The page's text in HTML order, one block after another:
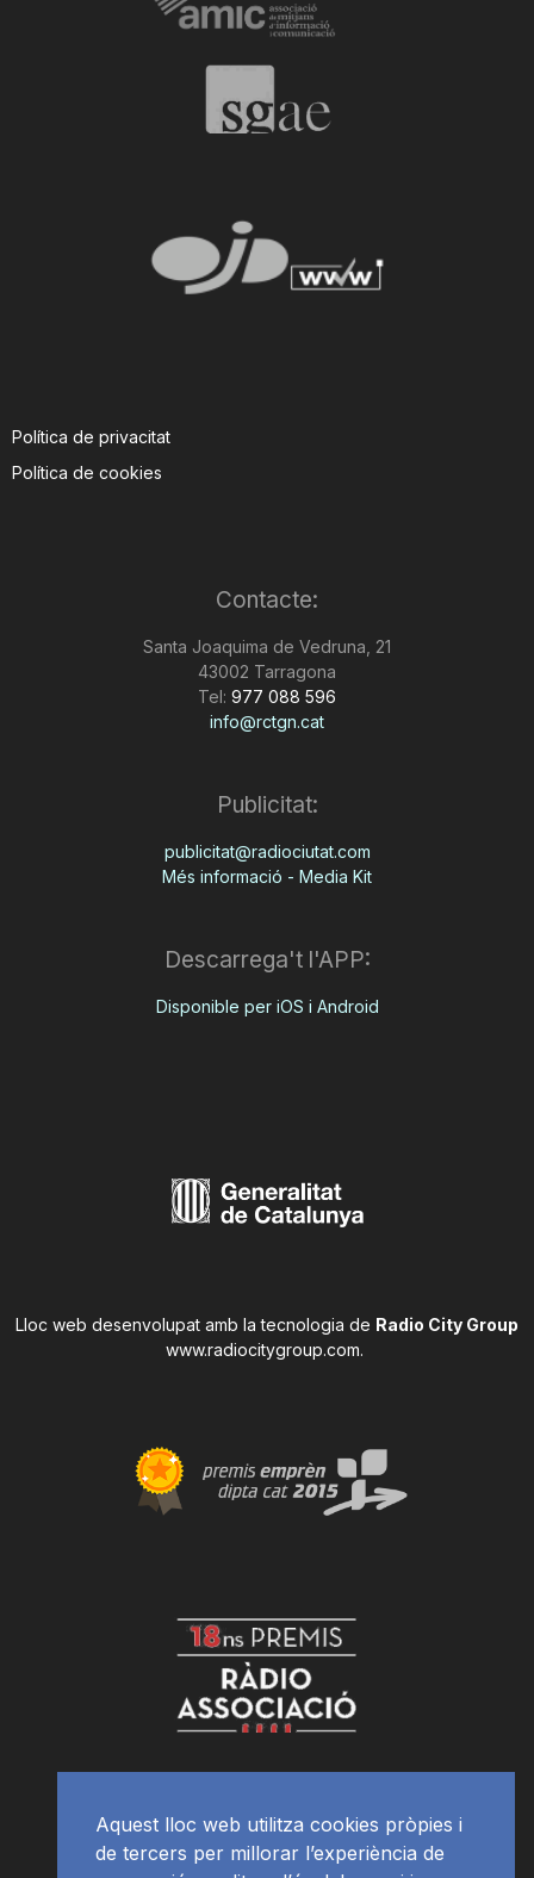
Política de privacitat
Política de cookies
Contacte:
Santa Joaquima de Vedruna, 21
43002 Tarragona
Tel: 977 088 596
info@rctgn.cat
Publicitat:
publicitat@radiociutat.com
Més informació - Media Kit
Descarrega't l'APP:
Disponible per iOS i Android
Lloc web desenvolupat amb la tecnologia de Radio City Group
www.radiocitygroup.com.
Aquest lloc web utilitza cookies pròpies i
de tercers per millorar l’experiència de